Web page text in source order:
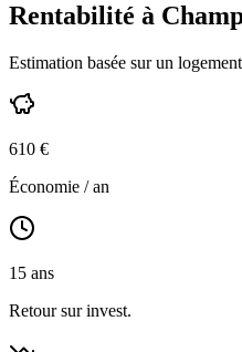
Rentabilité à
Estimation basée sur un
610 €
Économie / an
15 ans
Retour sur invest.